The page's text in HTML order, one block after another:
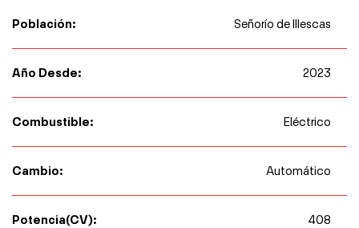
Población: Señorío de Illescas
Año Desde: 2023
Combustible: Eléctrico
Cambio: Automático
Potencia(CV): 408